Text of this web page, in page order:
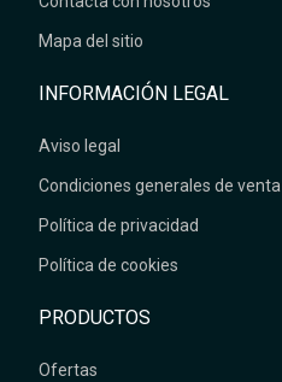
Mapa del sitio
INFORMACIÓN LEGAL
Aviso legal
Condiciones generales de venta
Política de privacidad
Política de cookies
PRODUCTOS
Ofertas